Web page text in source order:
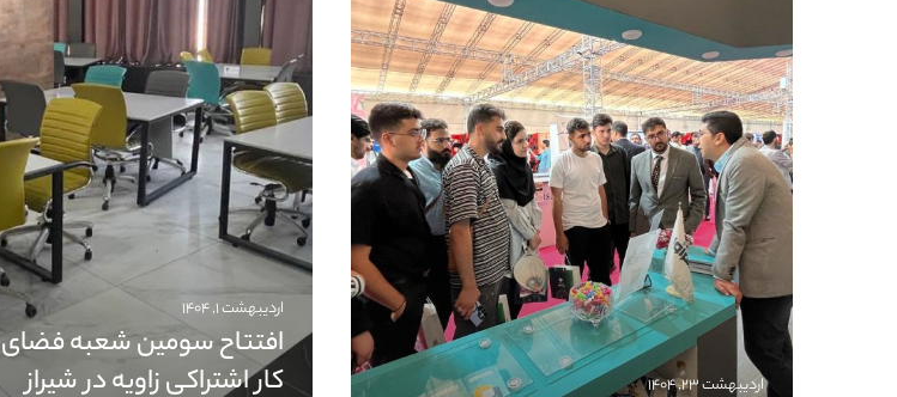
اردیبهشت ۲۳, ۱۴۰۴
اردیبهشت ۱, ۱۴۰۴
افتتاح سومین شعبه فضای
کار اشتراکی زاویه در شیراز